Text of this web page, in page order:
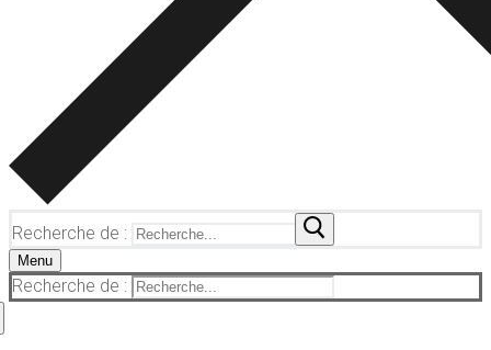
Recherche de :
Menu
Recherche de :